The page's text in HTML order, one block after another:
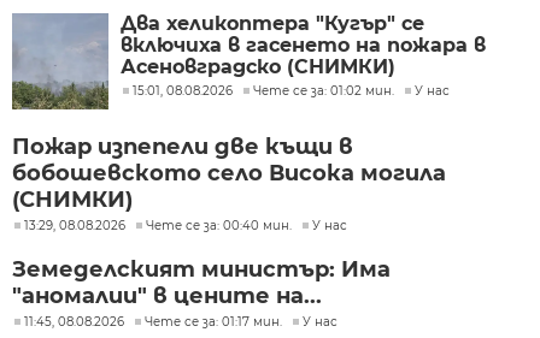
Два хеликоптера "Кугър" се
включиха в гасенето на пожара в
Асеновградско (СНИМКИ)
15:01, 08.08.2026 Чете се за: 01:02 мин. У нас
Пожар изпепели две къщи в
бобошевското село Висока могила
(СНИМКИ)
13:29, 08.08.2026 Чете се за: 00:40 мин. У нас
Земеделският министър: Има
"аномалии" в цените на...
11:45, 08.08.2026 Чете се за: 01:17 мин. У нас